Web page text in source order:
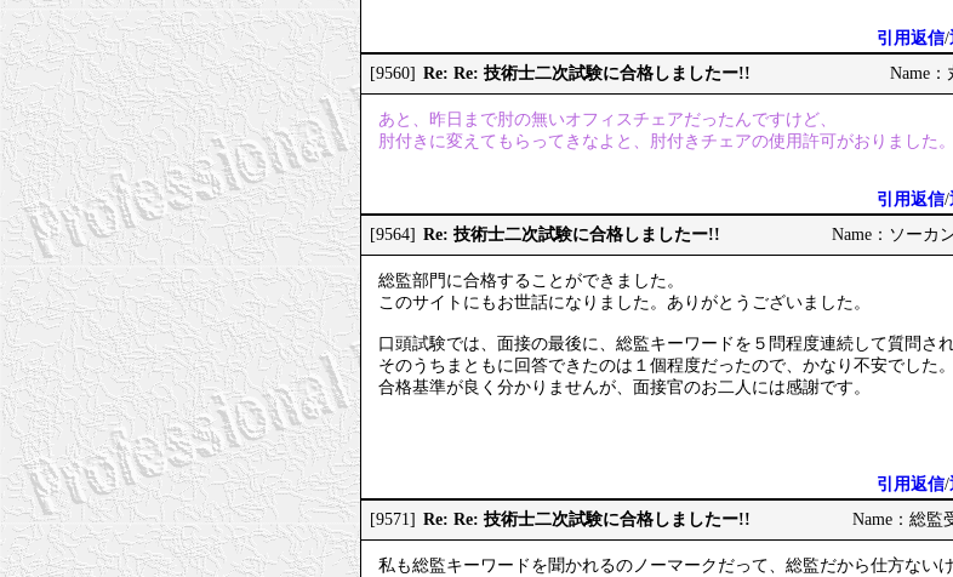
引用返信/
[9560] Re: Re: 技術士二次試験に合格しましたー!! Name
あと、昨日まで肘の無いオフィスチェアだったんですけど、
肘付きに変えてもらってきなよと、肘付きチェアの使用許可がおりました。
引用返信/
[9564] Re: 技術士二次試験に合格しましたー!! Name：ソーカ
総監部門に合格することができました。
このサイトにもお世話になりました。ありがとうございました。
口頭試験では、面接の最後に、総監キーワードを５問程度連続して質問され
そのうちまともに回答できたのは１個程度だったので、かなり不安でした。
合格基準が良く分かりませんが、面接官のお二人には感謝です。
引用返信/
[9571] Re: Re: 技術士二次試験に合格しましたー!! Name：総監
私も総監キーワードを聞かれるのノーマークだって、総監だから仕方ない